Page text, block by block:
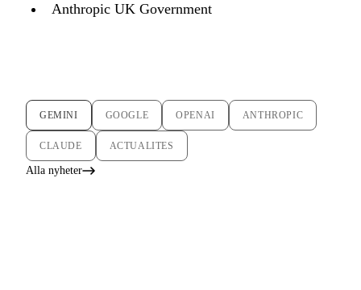
Anthropic UK Government
GEMINI GOOGLE OPENAI ANTHROPIC
CLAUDE ACTUALITES
Alla nyheter